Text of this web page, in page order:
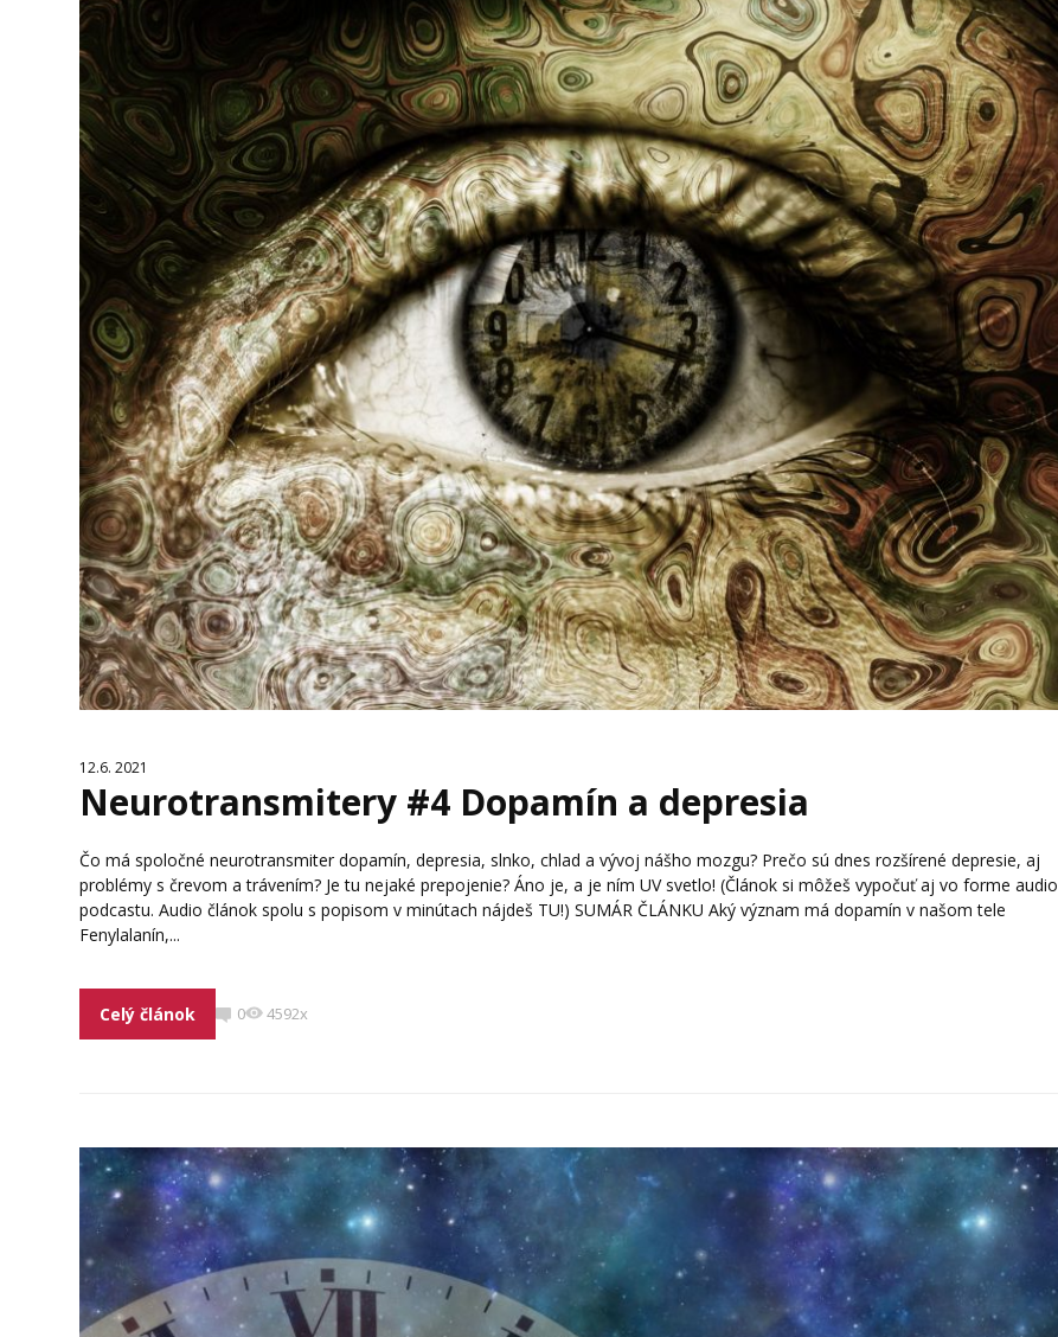
12.6. 2021
Neurotransmitery #4 Dopamín a depresia
Čo má spoločné neurotransmiter dopamín, depresia, slnko, chlad a vývoj nášho mozgu? Prečo sú dnes rozšírené depresie, aj
problémy s črevom a trávením? Je tu nejaké prepojenie? Áno je, a je ním UV svetlo! (Článok si môžeš vypočuť aj vo forme audio
podcastu. Audio článok spolu s popisom v minútach nájdeš TU!) SUMÁR ČLÁNKU Aký význam má dopamín v našom tele
Fenylalanín,...
Celý článok 0 4592x